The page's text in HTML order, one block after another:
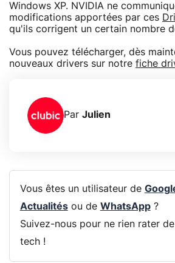
Windows XP. NVIDIA ne
modifications apportées par ces
qu'ils corrigent un certain nombre
Vous pouvez télécharger, dès
nouveaux drivers sur notre fiche
Par Julien
Vous êtes un utilisateur de
Actualitésou de WhatsApp?
Suivez-nous pour ne rien rater
tech !